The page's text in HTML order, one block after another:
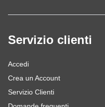
Servizio clienti
Accedi
Crea un Account
Servizio Clienti